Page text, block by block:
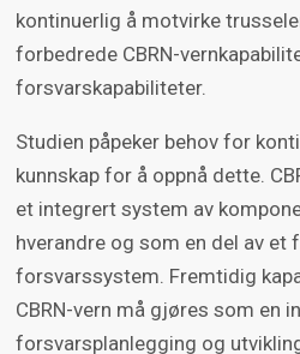
kontinuerlig å motvirke
forbedrede CBRN-
forsvarskapabiliteter.
Studien påpeker behov for
kunnskap for å oppnå dette.
et integrert system av
hverandre og som en del av et
forsvarssystem. Fremtidig
CBRN-vern må gjøres som en
forsvarsplanlegging og